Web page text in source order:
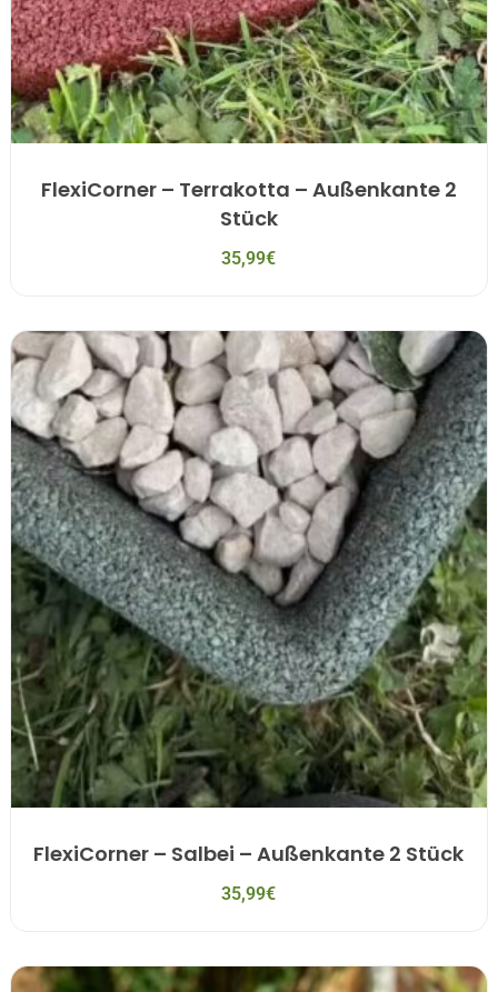
FlexiCorner – Terrakotta – Außenkante 2
Stück
35,99€
FlexiCorner – Salbei – Außenkante 2 Stück
35,99€